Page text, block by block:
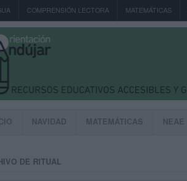
COMPRENSIÓN LECTORA MATEMÁTICAS
NAVIDAD MATEMÁTICAS NEAE
DE RITUAL